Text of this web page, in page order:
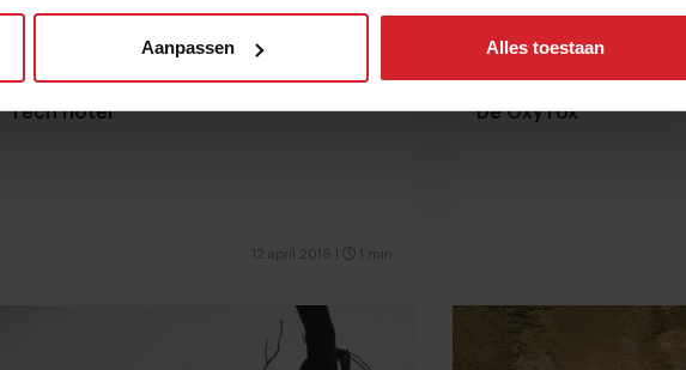
Aanpassen Alles toestaan
Tech hotel
12 april 2016 1 min
De OxyTox